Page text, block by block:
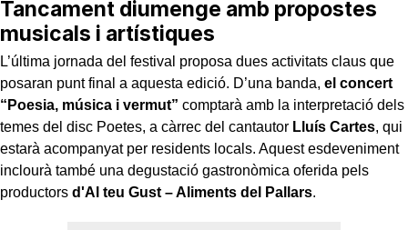
Tancament diumenge amb propostes
musicals i artístiques
L’última jornada del festival proposa dues activitats claus que
posaran punt final a aquesta edició. D’una banda, el concert
“Poesia, música i vermut” comptarà amb la interpretació dels
temes del disc Poetes, a càrrec del cantautor Lluís Cartes, qui
estarà acompanyat per residents locals. Aquest esdeveniment
inclourà també una degustació gastronòmica oferida pels
productors d'Al teu Gust – Aliments del Pallars.